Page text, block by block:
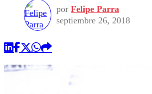
Seleccion Chilena
Torneo Internacional
Economía
Internacional
Publicaciones en medios
Opinión
por Felipe Parra
septiembre 26, 2018